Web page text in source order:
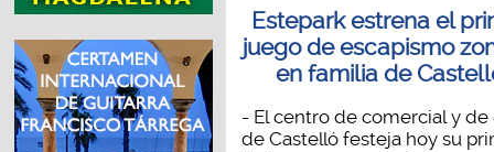
Estepark estrena el
juego de escapismo
en familia de
- El centro de comercial y de
de Castelló festeja hoy su